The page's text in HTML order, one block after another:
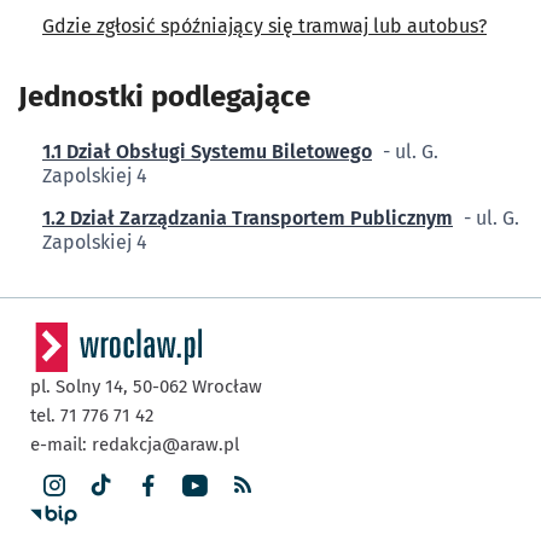
Gdzie zgłosić spóźniający się tramwaj lub autobus?
Jednostki podlegające
1.1 Dział Obsługi Systemu Biletowego - ul. G.
Zapolskiej 4
1.2 Dział Zarządzania Transportem Publicznym - ul. G.
Zapolskiej 4
pl. Solny 14, 50-062 Wrocław
tel. 71 776 71 42
e-mail: redakcja@araw.pl